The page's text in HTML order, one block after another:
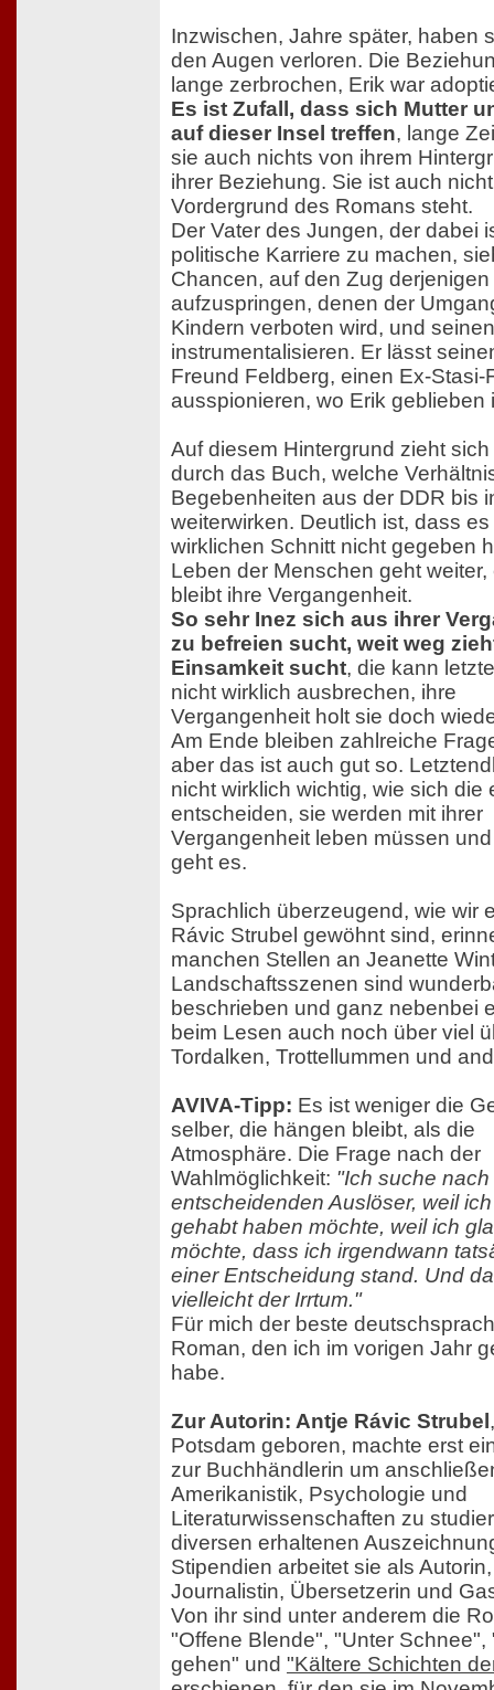
Inzwischen, Jahre später, haben
den Augen verloren. Die
lange zerbrochen, Erik war
Es ist Zufall, dass sich Mutter
auf dieser Insel treffen, lange
sie auch nichts von ihrem
ihrer Beziehung. Sie ist auch
Vordergrund des Romans steht.
Der Vater des Jungen, der dabei
politische Karriere zu machen,
Chancen, auf den Zug derjenigen
aufzuspringen, denen der
Kindern verboten wird, und
instrumentalisieren. Er lässt
Freund Feldberg, einen Ex-Stasi-
ausspionieren, wo Erik geblieben
Auf diesem Hintergrund zieht
durch das Buch, welche
Begebenheiten aus der DDR bis
weiterwirken. Deutlich ist, dass
wirklichen Schnitt nicht gegeben
Leben der Menschen geht weiter,
bleibt ihre Vergangenheit.
So sehr Inez sich aus ihrer
zu befreien sucht, weit weg
Einsamkeit sucht, die kann
nicht wirklich ausbrechen, ihre
Vergangenheit holt sie doch
Am Ende bleiben zahlreiche
aber das ist auch gut so.
nicht wirklich wichtig, wie sich die
entscheiden, sie werden mit ihrer
Vergangenheit leben müssen
geht es.
Sprachlich überzeugend, wie wir
Rávic Strubel gewöhnt sind,
manchen Stellen an Jeanette
Landschaftsszenen sind
beschrieben und ganz nebenbei
beim Lesen auch noch über viel
Tordalken, Trottellummen und
AVIVA-Tipp: Es ist weniger die
selber, die hängen bleibt, als die
Atmosphäre. Die Frage nach der
Wahlmöglichkeit: "Ich suche
entscheidenden Auslöser, weil
gehabt haben möchte, weil ich
möchte, dass ich irgendwann
einer Entscheidung stand. Und
vielleicht der Irrtum."
Für mich der beste
Roman, den ich im vorigen Jahr
habe.
Zur Autorin: Antje Rávic Strubel
Potsdam geboren, machte erst
zur Buchhändlerin um
Amerikanistik, Psychologie und
Literaturwissenschaften zu
diversen erhaltenen
Stipendien arbeitet sie als Autorin,
Journalistin, Übersetzerin und
Von ihr sind unter anderem die
"Offene Blende", "Unter Schnee",
gehen" und "Kältere Schichten